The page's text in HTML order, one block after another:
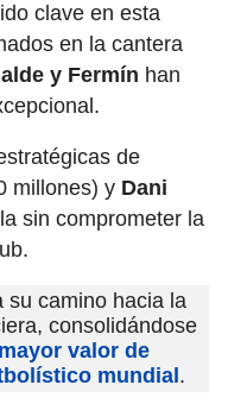
clave en esta
en la cantera
y Fermín han
de
millones) y Dani
sin comprometer la
su camino hacia la
consolidándose
mayor valor de
mundial .